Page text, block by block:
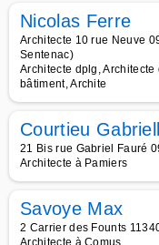
Nicolas Ferre
Architecte 10 rue Neuve
Sentenac)
Architecte dplg,
bâtiment, Archite
Courtieu
21 Bis rue Gabriel Fauré
Architecte à Pamiers
Savoye Max
2 Carrier des Founts
Architecte à Comus